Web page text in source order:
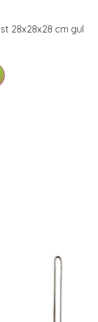
28x28x28 cm gul